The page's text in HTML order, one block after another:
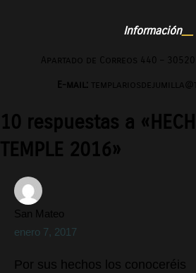
Información
Apartado de Correos 440 – 30520
E-mail:
10 respuestas a
TEMPLE 2016»
San Mateo
enero 7, 2017
Por sus hechos los conoceréis